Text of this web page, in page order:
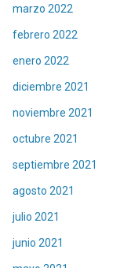
marzo 2022
febrero 2022
enero 2022
diciembre 2021
noviembre 2021
octubre 2021
septiembre 2021
agosto 2021
julio 2021
junio 2021